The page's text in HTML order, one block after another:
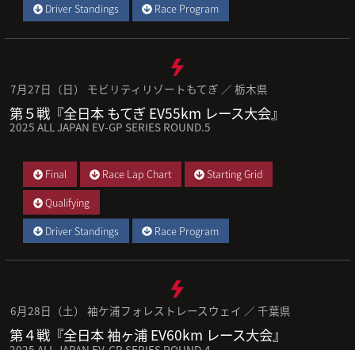
Driver Standings
Race Program
7月27日（日） モビリティリゾートもてぎ ／ 栃木県
第５戦『全日本 もてぎ EV55km レース大会』
2025 ALL JAPAN EV-GP SERIES ROUND.5
Final Race Lap Chart
Starting Grid
Qualifying
Driver Standings
Race Program
6月28日（土） 袖ケ浦フォレストレースウェイ ／ 千葉県
第４戦『全日本 袖ヶ浦 EV60km レース大会』